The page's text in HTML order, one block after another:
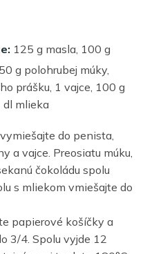
125 g masla, 100 g
g polohrubej múky,
prášku, 1 vajce, 100 g
dl mlieka
do penista,
a vajce. Preosiatu múku,
čokoládu spolu
s mliekom vmiešajte do
papierové košíčky a
3/4. Spolu vyjde 12